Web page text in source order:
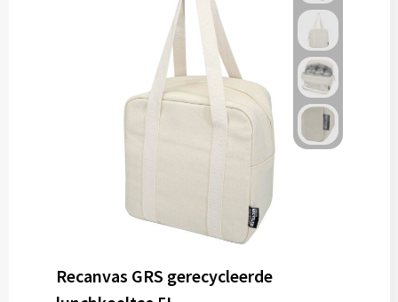
Recanvas GRS gerecycleerde